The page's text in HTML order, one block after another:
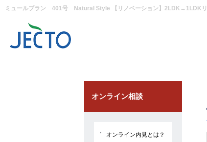
オンライン相談
オンライン内見とは？